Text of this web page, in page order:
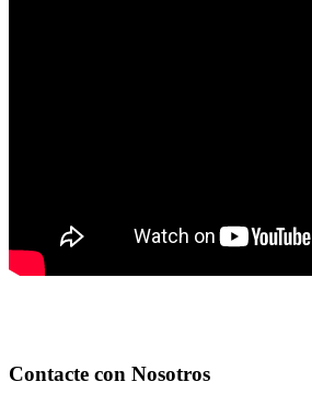
Contacte con Nosotros